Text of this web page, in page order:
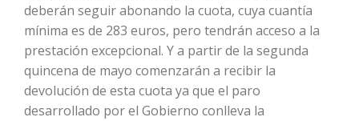
deberán seguir abonando la cuota, cuya cuantía
mínima es de 283 euros, pero tendrán acceso a la
prestación excepcional. Y a partir de la segunda
quincena de mayo comenzarán a recibir la
devolución de esta cuota ya que el paro
desarrollado por el Gobierno conlleva la